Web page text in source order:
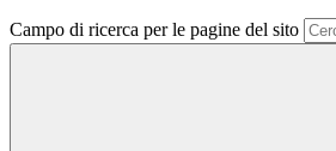
Campo di ricerca per le pagine del sito